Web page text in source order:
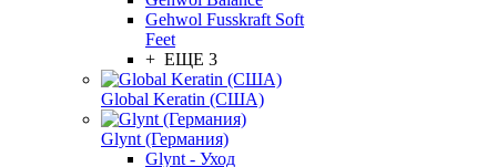
Gehwol Fusskraft Soft
Feet
+ ЕЩЕ 3
Global Keratin (США)
Glynt (Германия)
Glynt - Уход